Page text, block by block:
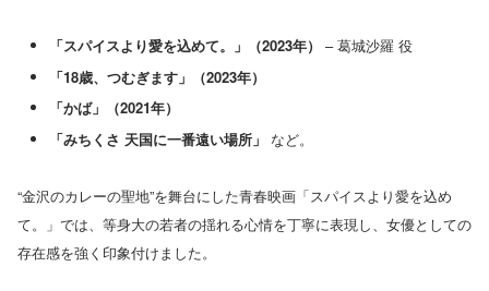
「スパイスより愛を込めて。」（2023年）
– 葛城沙羅 役
「18歳、つむぎます」（2023年）
「かば」（2021年）
「みちくさ 天国に一番遠い場所」
など。
“金沢のカレーの聖地”を舞台にした青春映画「スパイスより愛を込め
て。」では、等身大の若者の揺れる心情を丁寧に表現し、女優としての
存在感を強く印象付けました。